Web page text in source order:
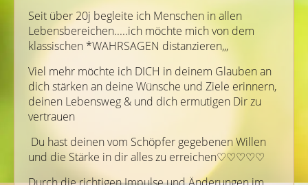
Seit über 20j begleite ich Menschen in allen
Lebensbereichen.....ich möchte mich von dem
klassischen *WAHRSAGEN distanzieren,,,
Viel mehr möchte ich DICH in deinem Glauben an
dich stärken an deine Wünsche und Ziele erinnern,
deinen Lebensweg & und dich ermutigen Dir zu
vertrauen
Du hast deinen vom Schöpfer gegebenen Willen
und die Stärke in dir alles zu erreichen♡♡♡♡♡